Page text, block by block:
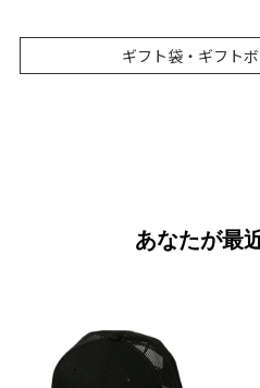
ギフト袋・ギフト
あなたが最